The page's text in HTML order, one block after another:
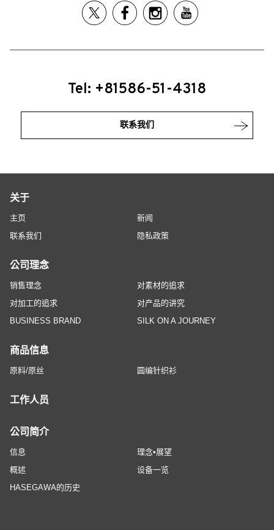
Tel: +81586-51-4318
联系我们
关于
主页
新闻
联系我们
隐私政策
公司理念
销售理念
对素材的追求
对加工的追求
对产品的讲究
BUSINESS BRAND
SILK ON A JOURNEY
商品信息
原料/原丝 圆编针织衫
工作人员
公司简介
信息
理念•展望
概述
设备一览
HASEGAWA的历史